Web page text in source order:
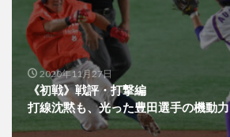
2020年11月27日
《初戦》戦評・打撃編
打線沈黙も、光った豊田選手の機動力